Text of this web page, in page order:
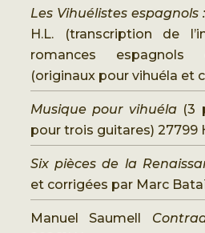
Les Vihuélistes espagnols
H.L. (transcription de
romances
(originaux pour vihuéla et
Musique pour vihuéla (3
pour trois guitares) 27799
Six pièces de la
et corrigées par Marc
Manuel Saumell